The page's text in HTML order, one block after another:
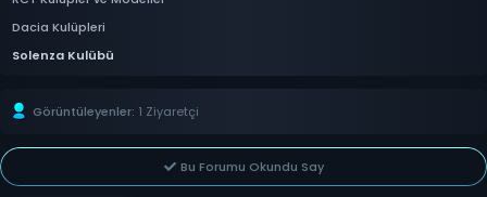
Dacia Kulüpleri
Solenza Kulübü
Görüntüleyenler: 1 Ziyaretçi
Bu Forumu Okundu Say